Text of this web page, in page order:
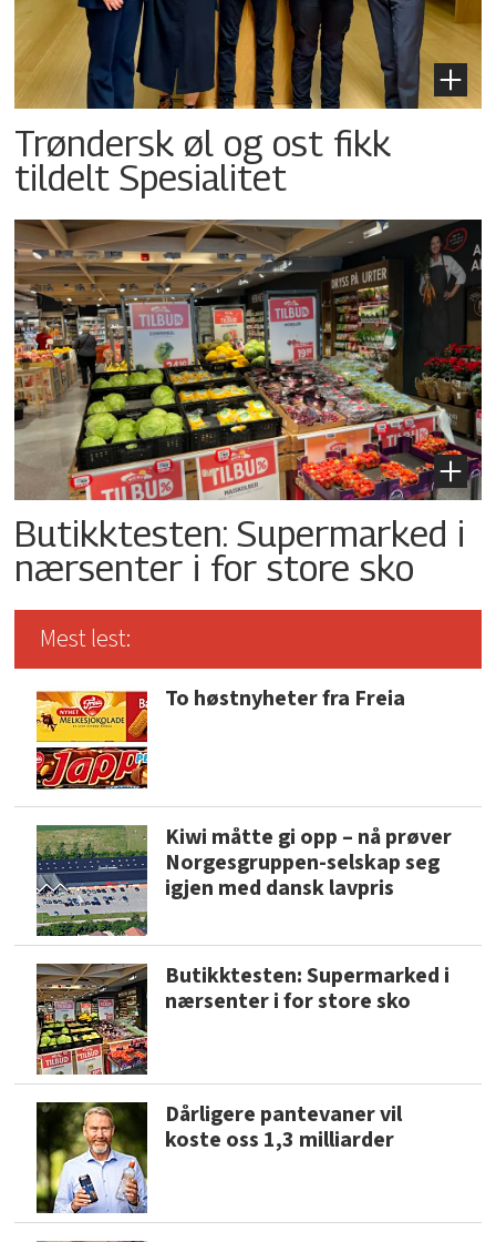
Trøndersk øl og ost fikk
tildelt Spesialitet
Butikktesten: Supermarked i
nærsenter i for store sko
Mest lest:
To høstnyheter fra Freia
Kiwi måtte gi opp – nå prøver
Norgesgruppen-selskap seg
igjen med dansk lavpris
Butikktesten: Supermarked i
nærsenter i for store sko
Dårligere pantevaner vil
koste oss 1,3 milliarder